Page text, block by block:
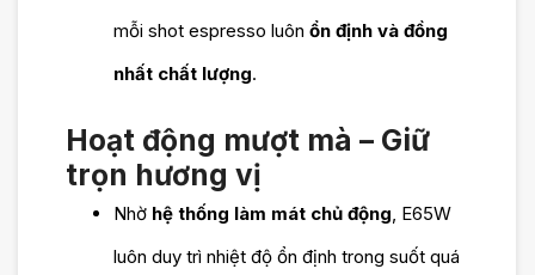
mỗi shot espresso luôn ổn định và đồng
nhất chất lượng.
Hoạt động mượt mà – Giữ
trọn hương vị
Nhờ hệ thống làm mát chủ động, E65W
luôn duy trì nhiệt độ ổn định trong suốt quá